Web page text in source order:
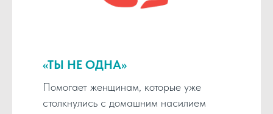
«ТЫ НЕ ОДНА»
Помогает женщинам, которые уже
столкнулись с домашним насилием